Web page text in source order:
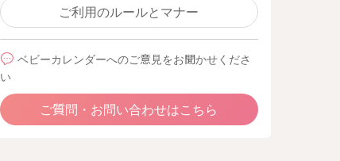
ご利用のルールとマナー
ベビーカレンダーへのご意見をお聞かせくださ
い
ご質問・お問い合わせはこちら